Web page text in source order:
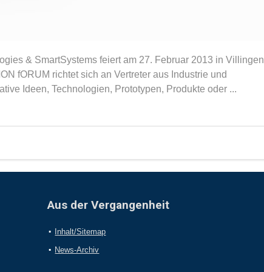
& SmartSystems feiert am 27. Februar 2013 in Villingen
fORUM richtet sich an Vertreter aus Industrie und
Ideen, Technologien, Prototypen, Produkte oder ...
Aus der Vergangenheit
Inhalt/Sitemap
News-Archiv